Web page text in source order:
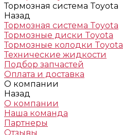
Тормозная система Toyota
Назад
Тормозная система Toyota
Тормозные диски Toyota
Тормозные колодки Toyota
Технические жидкости
Подбор запчастей
Оплата и доставка
О компании
Назад
О компании
Наша команда
Партнеры
Отзывы